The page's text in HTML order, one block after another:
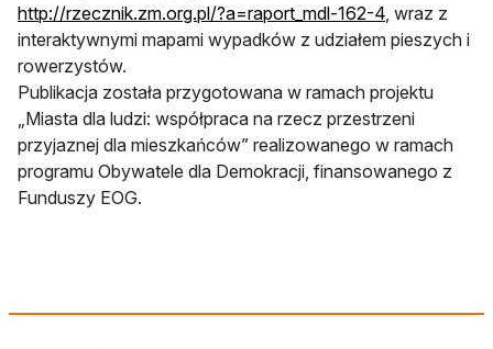
http://rzecznik.zm.org.pl/?a=raport_mdl-162-4, wraz z
interaktywnymi mapami wypadków z udziałem pieszych i
rowerzystów.
Publikacja została przygotowana w ramach projektu
„Miasta dla ludzi: współpraca na rzecz przestrzeni
przyjaznej dla mieszkańców” realizowanego w ramach
programu Obywatele dla Demokracji, finansowanego z
Funduszy EOG.